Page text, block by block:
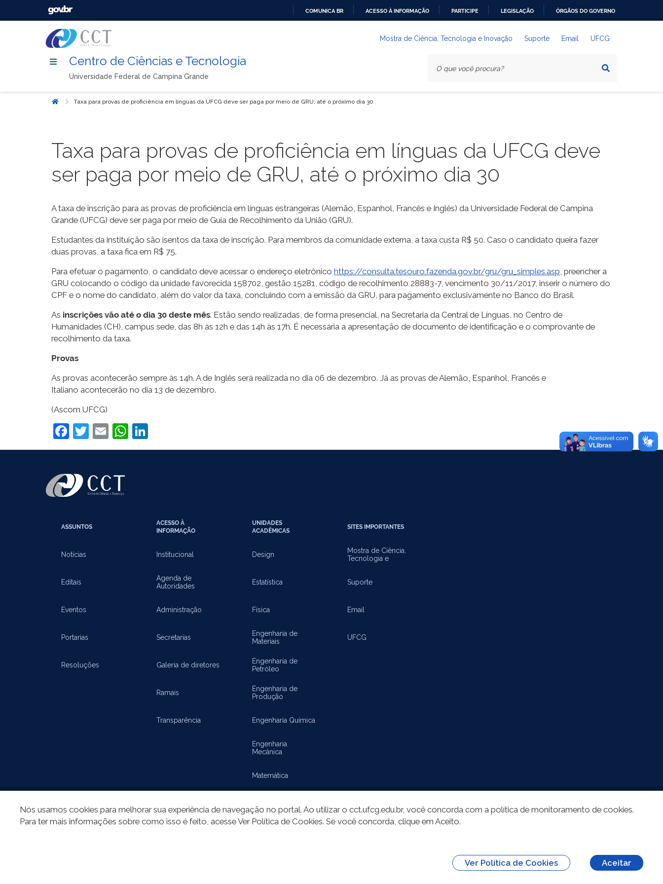
COMUNICA BR ACESSO À INFORMAÇÃO PARTICIPE LEGISLAÇÃO ÓRGÃOS DO GOVERNO
Mostra de Ciência, Tecnologia e Inovação Suporte Email UFCG
Centro de Ciências e Tecnologia
Universidade Federal de Campina Grande
Início Taxa para provas de proficiência em línguas da UFCG deve ser paga por meio de GRU, até o próximo dia 30
Taxa para provas de proficiência em línguas da UFCG deve
ser paga por meio de GRU, até o próximo dia 30
A taxa de inscrição para as provas de proficiência em línguas estrangeiras (Alemão, Espanhol, Francês e Inglês) da Universidade Federal de Campina
Grande (UFCG) deve ser paga por meio de Guia de Recolhimento da União (GRU).
Estudantes da instituição são isentos da taxa de inscrição. Para membros da comunidade externa, a taxa custa R$ 50. Caso o candidato queira fazer
duas provas, a taxa fica em R$ 75.
Para efetuar o pagamento, o candidato deve acessar o endereço eletrônico https://consulta.tesouro.fazenda.gov.br/gru/gru_simples.asp , preencher a
GRU colocando o código da unidade favorecida 158702, gestão 15281, código de recolhimento 28883-7, vencimento 30/11/2017, inserir o número do
CPF e o nome do candidato, além do valor da taxa, concluindo com a emissão da GRU, para pagamento exclusivamente no Banco do Brasil.
As inscrições vão até o dia 30 deste mês. Estão sendo realizadas, de forma presencial, na Secretaria da Central de Línguas, no Centro de
Humanidades (CH), campus sede, das 8h às 12h e das 14h às 17h. É necessária a apresentação de documento de identificação e o comprovante de
recolhimento da taxa.
Provas
As provas acontecerão sempre às 14h. A de Inglês será realizada no dia 06 de dezembro. Já as provas de Alemão, Espanhol, Francês e
Italiano acontecerão no dia 13 de dezembro.
(Ascom UFCG)
Facebook
Twitter
EmailWhatsApp
ASSUNTOS
Notícias
Editais
Eventos
Portarias
Resoluções
ACESSO À
INFORMAÇÃO
Institucional
Agenda de
Autoridades
Administração
Secretarias
Galeria de diretores
Ramais
Transparência
UNIDADES
ACADÊMICAS
Design
Estatística
Física
Engenharia de
Materiais
Engenharia de
Petróleo
Engenharia de
Produção
Engenharia Química
Engenharia
Mecânica
Matemática
SITES IMPORTANTES
Mostra de Ciência,
Tecnologia e
Suporte
Email
UFCG
REDES SOCIAIS
Nós usamos cookies para melhorar sua experiência de navegação no portal. Ao utilizar o cct.ufcg.edu.br, você concorda com a política de monitoramento de cookies.
Para ter mais informações sobre como isso é feito, acesse Ver Política de Cookies. Se você concorda, clique em Aceito.
Ver Política de Cookies Aceitar